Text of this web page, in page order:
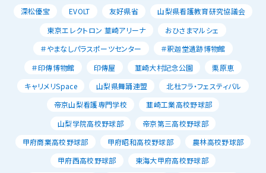
深松優宝
EVOLT 友好県省
山梨県看護教育研究協議会
東京エレクトロン 韮崎アリーナ
おひさまマルシェ
＃やまなしパラスポーツセンター
＃釈迦堂遺跡博物館
＃印傳博物館
印傳屋 韮崎大村記念公園
栗原恵
キャリメリSpace
山梨県舞踊連盟
北杜フラ・フェスティバル
帝京山梨看護専門学校
韮崎工業高校野球部
山梨学院高校野球部
帝京第三高校野球部
甲府商業高校野球部
甲府昭和高校野球部
農林高校野球部
甲府西高校野球部
東海大甲府高校野球部